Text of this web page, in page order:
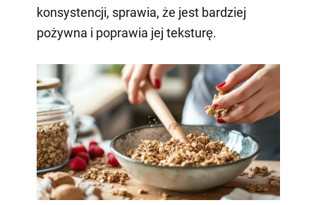
konsystencji, sprawia, że jest bardziej
pożywna i poprawia jej teksturę.